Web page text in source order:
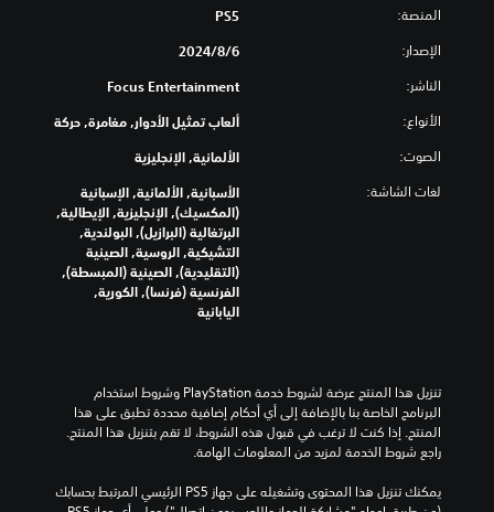
المنصة: PS5
الإصدار: 6‏/8‏/2024
الناشر: Focus Entertainment
الأنواع: ألعاب تمثيل الأدوار, مغامرة, حركة
الصوت: الألمانية, الإنجليزية
لغات الشاشة:
الأسبانية, الألمانية, الإسبانية
(المكسيك), الإنجليزية, الإيطالية,
البرتغالية (البرازيل), البولندية,
التشيكية, الروسية, الصينية
(التقليدية), الصينية (المبسطة),
الفرنسية (فرنسا), الكورية,
اليابانية
راجع شروط الخدمة لمزيد من المعلومات الهامة.